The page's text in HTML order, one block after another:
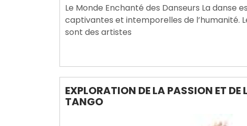
2024
Le Monde Enchanté des Danseurs La danse
captivantes et intemporelles de l’humanité.
sont des artistes
EXPLORATION DE LA PASSION ET DE
TANGO